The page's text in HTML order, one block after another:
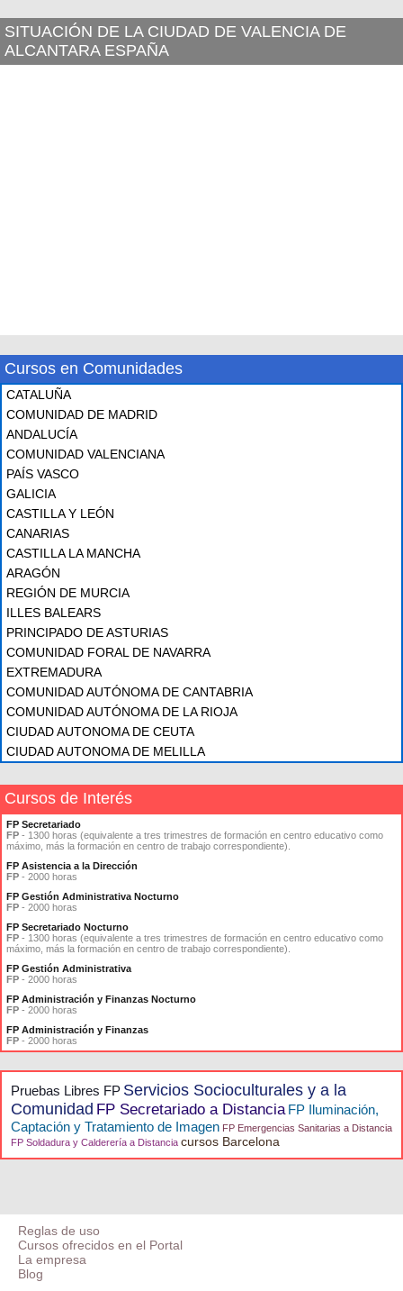
SITUACIÓN DE LA CIUDAD DE VALENCIA DE
ALCANTARA ESPAÑA
Cursos en Comunidades
CATALUÑA
COMUNIDAD DE MADRID
ANDALUCÍA
COMUNIDAD VALENCIANA
PAÍS VASCO
GALICIA
CASTILLA Y LEÓN
CANARIAS
CASTILLA LA MANCHA
ARAGÓN
REGIÓN DE MURCIA
ILLES BALEARS
PRINCIPADO DE ASTURIAS
COMUNIDAD FORAL DE NAVARRA
EXTREMADURA
COMUNIDAD AUTÓNOMA DE CANTABRIA
COMUNIDAD AUTÓNOMA DE LA RIOJA
CIUDAD AUTONOMA DE CEUTA
CIUDAD AUTONOMA DE MELILLA
Cursos de Interés
FP Secretariado
FP - 1300 horas (equivalente a tres trimestres de formación en centro educativo como
máximo, más la formación en centro de trabajo correspondiente).
FP Asistencia a la Dirección
FP - 2000 horas
FP Gestión Administrativa Nocturno
FP - 2000 horas
FP Secretariado Nocturno
FP - 1300 horas (equivalente a tres trimestres de formación en centro educativo como
máximo, más la formación en centro de trabajo correspondiente).
FP Gestión Administrativa
FP - 2000 horas
FP Administración y Finanzas Nocturno
FP - 2000 horas
FP Administración y Finanzas
FP - 2000 horas
Pruebas Libres FP Servicios Socioculturales y a la
Comunidad FP Secretariado a Distancia FP Iluminación,
Captación y Tratamiento de Imagen FP Emergencias Sanitarias a Distancia
FP Soldadura y Calderería a Distancia cursos Barcelona
Reglas de uso
Cursos ofrecidos en el Portal
La empresa
Blog